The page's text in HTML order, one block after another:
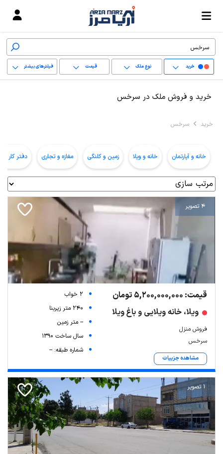
خرید نوع ملک قیمت فیلترهای بیشتر
خرید و فروش ملک در سرخس
خرید سرخس
خانه و آپارتمان خانه و ویلا زمین و کلنگی مغازه و تجاری دفتر کار و
4 تصویر
قیمت: 5,200,000,000 تومان
ویلا، خانه ویلایی و باغ ویلا
فروش منزل
سرخس
مشاهده جزییات
2 خواب
240 متر زیربنا
-- متر زمین
سال ساخت 1390
شماره طبقه: --
1 تصویر